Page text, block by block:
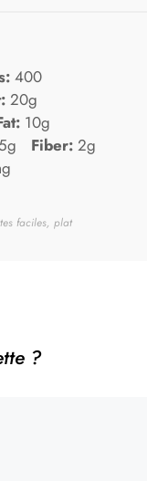
400
20g
10g
Fiber: 2g
faciles, plat
?